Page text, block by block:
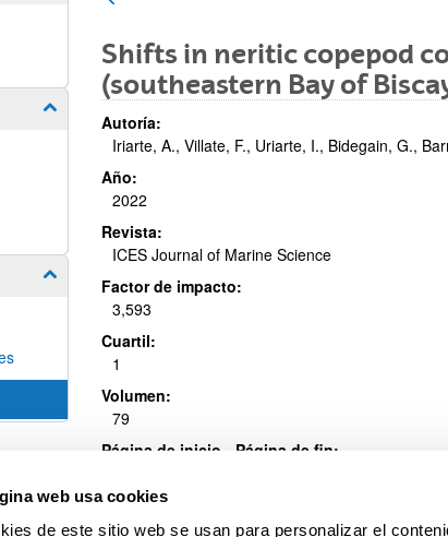
web usa cookies
de este sitio web se usan para personalizar el
Mostrar/ocultar subpáginas
Mostrar/ocultar subpáginas
Shifts in neritic copepod
(southeastern Bay of
Autoría:
Iriarte, A., Villate, F., Uriarte, I., Bidegain, G.,
Año:
2022
Revista:
ICES Journal of Marine Science
Factor de impacto:
3,593
Cuartil:
1
Volumen:
79
Página de inicio - Página de fin:
ISBN/ISSN
897 - 908